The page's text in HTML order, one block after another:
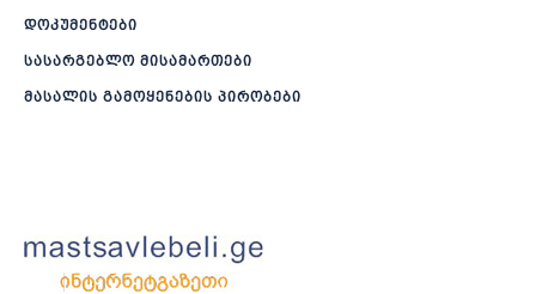
დოკუმენტები
სასარგებლო მისამართები
მასალის გამოყენების პირობები